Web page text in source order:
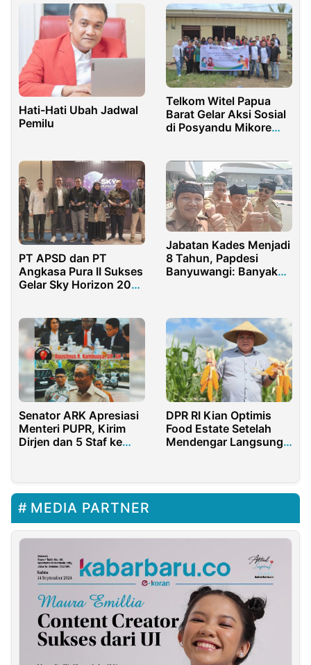
Hati-Hati Ubah Jadwal
Pemilu
Telkom Witel Papua
Barat Gelar Aksi Sosial
di Posyandu Mikore
PT APSD dan PT
Angkasa Pura II Sukses
Gelar Sky Horizon 2023
Jabatan Kades Menjadi
8 Tahun, Papdesi
Banyuwangi: Banyak
Senator ARK Apresiasi
Menteri PUPR, Kirim
Dirjen dan 5 Staf ke
DPR RI Kian Optimis
Food Estate Setelah
Mendengar Langsung
MEDIA PARTNER